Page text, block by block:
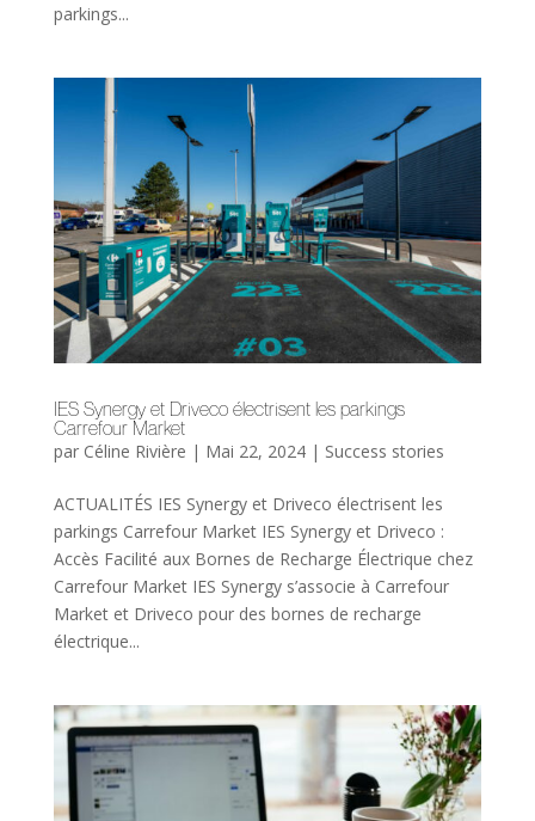
parkings...
IES Synergy et Driveco électrisent les parkings
Carrefour Market
par Céline Rivière | Mai 22, 2024| Success stories
ACTUALITÉS IES Synergy et Driveco électrisent les
parkings Carrefour Market IES Synergy et Driveco :
Accès Facilité aux Bornes de Recharge Électrique chez
Carrefour Market IES Synergy s’associe à Carrefour
Market et Driveco pour des bornes de recharge
électrique...